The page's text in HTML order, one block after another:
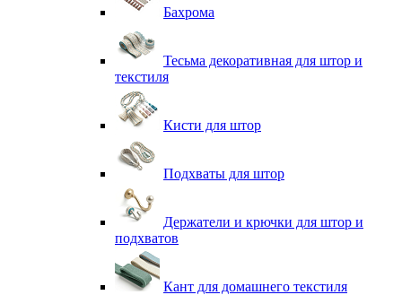
Бахрома
Тесьма декоративная для штор и
текстиля
Кисти для штор
Подхваты для штор
Держатели и крючки для штор и
подхватов
Кант для домашнего текстиля